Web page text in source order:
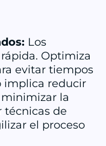
Los
Optimiza
evitar tiempos
implica reducir
la
técnicas de
el proceso